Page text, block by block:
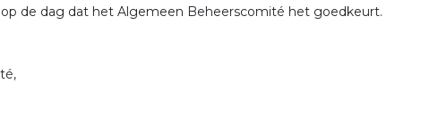
de dag dat het Algemeen Beheerscomité het goedkeurt.